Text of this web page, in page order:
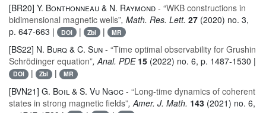
[BR20] Y. Bonthonneau & N. Raymond - “WKB constructions in
bidimensional magnetic wells”, Math. Res. Lett. 27 (2020) no. 3,
p. 647-663 |
DOI | Zbl | MR
[BS22] N. Burq & C. Sun - “Time optimal observability for Grushin
Schrödinger equation”, Anal. PDE15 (2022) no. 6, p. 1487-1530 |
DOI | Zbl | MR
[BVN21] G. Boil & S. Vu Ngoc - “Long-time dynamics of coherent
states in strong magnetic fields”, Amer. J. Math. 143 (2021) no. 6,